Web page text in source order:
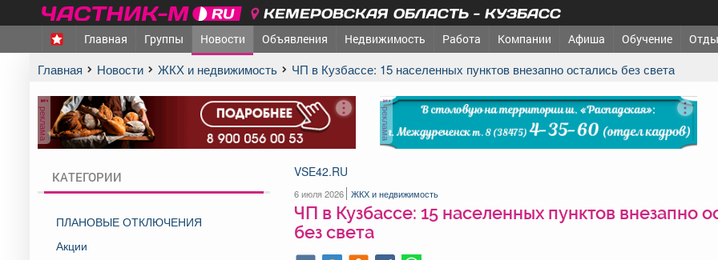
КЕМЕРОВСКАЯ ОБЛАСТЬ - КУЗБАСС
Главная Группы Новости Объявления Недвижимость Работа Компании Афиша Обучение
Главная Новости ЖКХ и недвижимость ЧП в Кузбассе: 15 населенных пунктов внезапно остались без света
реклама реклама
КАТЕГОРИИ
ПЛАНОВЫЕ ОТКЛЮЧЕНИЯ
Акции
VSE42.RU
6 июля 2026 ЖКХ и недвижимость
ЧП в Кузбассе: 15 населенных пунктов внезапно
без света